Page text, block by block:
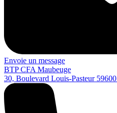
Envoie un message
BTP CFA Maubeuge
30, Boulevard Louis-Pasteur 59600